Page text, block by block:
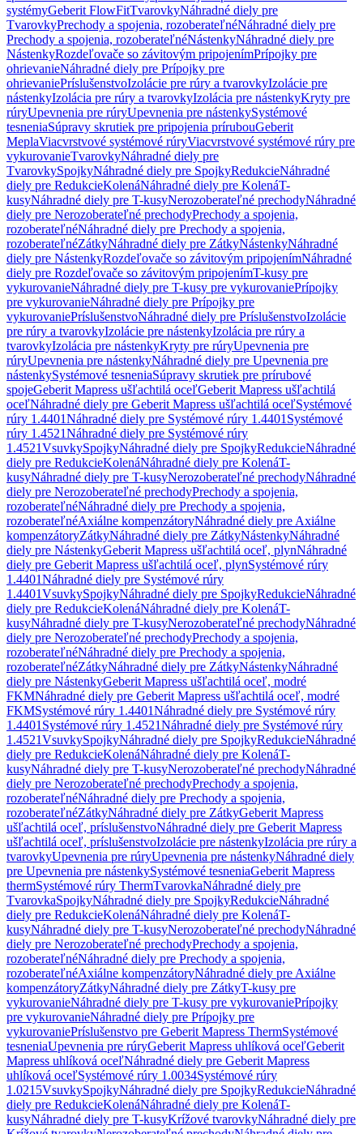
systémyGeberit FlowFitTvarovkyNáhradné diely pre
TvarovkyPrechody a spojenia, rozoberateľnéNáhradné diely pre
Prechody a spojenia, rozoberateľnéNástenkyNáhradné diely pre
NástenkyRozdeľovače so závitovým pripojenímPrípojky pre
ohrievanieNáhradné diely pre Prípojky pre
ohrievaniePríslušenstvoIzolácie pre rúry a tvarovkyIzolácie pre
nástenkyIzolácia pre rúry a tvarovkyIzolácia pre nástenkyKryty pre
rúryUpevnenia pre rúryUpevnenia pre nástenkySystémové
tesneniaSúpravy skrutiek pre pripojenia prírubouGeberit
MeplaViacvrstvové systémové rúryViacvrstvové systémové rúry pre
vykurovanieTvarovkyNáhradné diely pre
TvarovkySpojkyNáhradné diely pre SpojkyRedukcieNáhradné
diely pre RedukcieKolenáNáhradné diely pre KolenáT-
kusyNáhradné diely pre T-kusyNerozoberateľné prechodyNáhradné
diely pre Nerozoberateľné prechodyPrechody a spojenia,
rozoberateľnéNáhradné diely pre Prechody a spojenia,
rozoberateľnéZátkyNáhradné diely pre ZátkyNástenkyNáhradné
diely pre NástenkyRozdeľovače so závitovým pripojenímNáhradné
diely pre Rozdeľovače so závitovým pripojenímT-kusy pre
vykurovanieNáhradné diely pre T-kusy pre vykurovaniePrípojky
pre vykurovanieNáhradné diely pre Prípojky pre
vykurovaniePríslušenstvoNáhradné diely pre PríslušenstvoIzolácie
pre rúry a tvarovkyIzolácie pre nástenkyIzolácia pre rúry a
tvarovkyIzolácia pre nástenkyKryty pre rúryUpevnenia pre
rúryUpevnenia pre nástenkyNáhradné diely pre Upevnenia pre
nástenkySystémové tesneniaSúpravy skrutiek pre prírubové
spojeGeberit Mapress ušľachtilá oceľGeberit Mapress ušľachtilá
oceľNáhradné diely pre Geberit Mapress ušľachtilá oceľSystémové
rúry 1.4401Náhradné diely pre Systémové rúry 1.4401 Systémové
rúry 1.4521Náhradné diely pre Systémové rúry
1.4521VsuvkySpojkyNáhradné diely pre SpojkyRedukcieNáhradné
diely pre RedukcieKolenáNáhradné diely pre KolenáT-
kusyNáhradné diely pre T-kusyNerozoberateľné prechodyNáhradné
diely pre Nerozoberateľné prechodyPrechody a spojenia,
rozoberateľnéNáhradné diely pre Prechody a spojenia,
rozoberateľnéAxiálne kompenzátoryNáhradné diely pre Axiálne
kompenzátoryZátkyNáhradné diely pre ZátkyNástenkyNáhradné
diely pre NástenkyGeberit Mapress ušľachtilá oceľ, plynNáhradné
diely pre Geberit Mapress ušľachtilá oceľ, plynSystémové rúry
1.4401Náhradné diely pre Systémové rúry
1.4401VsuvkySpojkyNáhradné diely pre SpojkyRedukcieNáhradné
diely pre RedukcieKolenáNáhradné diely pre KolenáT-
kusyNáhradné diely pre T-kusyNerozoberateľné prechodyNáhradné
diely pre Nerozoberateľné prechodyPrechody a spojenia,
rozoberateľnéNáhradné diely pre Prechody a spojenia,
rozoberateľnéZátkyNáhradné diely pre ZátkyNástenkyNáhradné
diely pre NástenkyGeberit Mapress ušľachtilá oceľ, modré
FKMNáhradné diely pre Geberit Mapress ušľachtilá oceľ, modré
FKMSystémové rúry 1.4401Náhradné diely pre Systémové rúry
1.4401 Systémové rúry 1.4521Náhradné diely pre Systémové rúry
1.4521VsuvkySpojkyNáhradné diely pre SpojkyRedukcieNáhradné
diely pre RedukcieKolenáNáhradné diely pre KolenáT-
kusyNáhradné diely pre T-kusyNerozoberateľné prechodyNáhradné
diely pre Nerozoberateľné prechodyPrechody a spojenia,
rozoberateľnéNáhradné diely pre Prechody a spojenia,
rozoberateľnéZátkyNáhradné diely pre ZátkyGeberit Mapress
ušľachtilá oceľ, príslušenstvoNáhradné diely pre Geberit Mapress
ušľachtilá oceľ, príslušenstvoIzolácie pre nástenkyIzolácia pre rúry a
tvarovkyUpevnenia pre rúryUpevnenia pre nástenkyNáhradné diely
pre Upevnenia pre nástenkySystémové tesneniaGeberit Mapress
thermSystémové rúry ThermTvarovkaNáhradné diely pre
TvarovkaSpojkyNáhradné diely pre SpojkyRedukcieNáhradné
diely pre RedukcieKolenáNáhradné diely pre KolenáT-
kusyNáhradné diely pre T-kusyNerozoberateľné prechodyNáhradné
diely pre Nerozoberateľné prechodyPrechody a spojenia,
rozoberateľnéNáhradné diely pre Prechody a spojenia,
rozoberateľnéAxiálne kompenzátoryNáhradné diely pre Axiálne
kompenzátoryZátkyNáhradné diely pre ZátkyT-kusy pre
vykurovanieNáhradné diely pre T-kusy pre vykurovaniePrípojky
pre vykurovanieNáhradné diely pre Prípojky pre
vykurovaniePríslušenstvo pre Geberit Mapress ThermSystémové
tesneniaUpevnenia pre rúryGeberit Mapress uhlíková oceľGeberit
Mapress uhlíková oceľNáhradné diely pre Geberit Mapress
uhlíková oceľSystémové rúry 1.0034Systémové rúry
1.0215VsuvkySpojkyNáhradné diely pre SpojkyRedukcieNáhradné
diely pre RedukcieKolenáNáhradné diely pre KolenáT-
kusyNáhradné diely pre T-kusyKrížové tvarovkyNáhradné diely pre